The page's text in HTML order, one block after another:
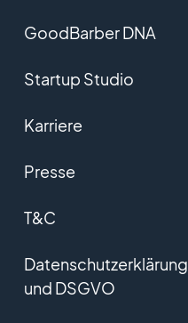
GoodBarber DNA
Startup Studio
Karriere
Presse
T&C
Datenschutzerklärung
und DSGVO